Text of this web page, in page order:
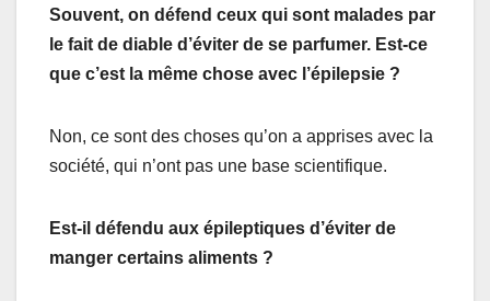
Souvent, on défend ceux qui sont malades par
le fait de diable d’éviter de se parfumer. Est-ce
que c’est la même chose avec l’épilepsie ?
Non, ce sont des choses qu’on a apprises avec la
société, qui n’ont pas une base scientifique.
Est-il défendu aux épileptiques d’éviter de
manger certains aliments ?